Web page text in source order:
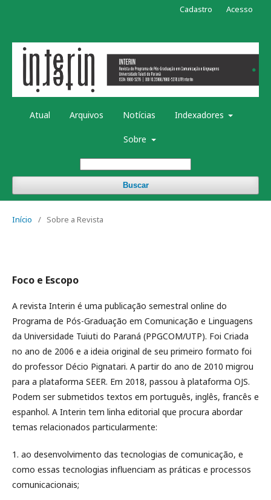
Atual Arquivos Notícias Indexadores
Sobre
Buscar
Cadastro Acesso
Início / Sobre a Revista
Foco e Escopo
A revista Interin é uma publicação semestral online do
Programa de Pós-Graduação em Comunicação e Linguagens
da Universidade Tuiuti do Paraná (PPGCOM/UTP). Foi Criada
no ano de 2006 e a ideia original de seu primeiro formato foi
do professor Décio Pignatari. A partir do ano de 2010 migrou
para a plataforma SEER. Em 2018, passou à plataforma OJS.
Podem ser submetidos textos em português, inglês, francês e
espanhol. A Interin tem linha editorial que procura abordar
temas relacionados particularmente:
1. ao desenvolvimento das tecnologias de comunicação, e
como essas tecnologias influenciam as práticas e processos
comunicacionais;